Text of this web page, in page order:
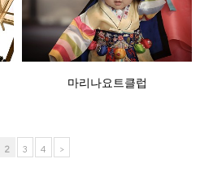
마리나요트클럽
2 3 4 >